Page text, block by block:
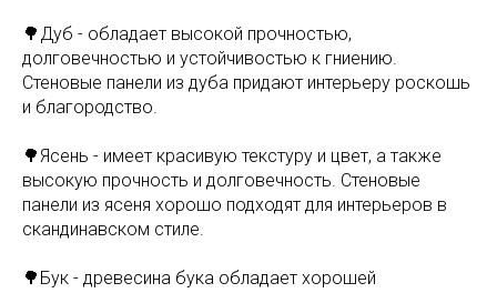
🌳Дуб - обладает высокой прочностью,
долговечностью и устойчивостью к гниению.
Стеновые панели из дуба придают интерьеру роскошь
и благородство.
🌳Ясень - имеет красивую текстуру и цвет, а также
высокую прочность и долговечность. Стеновые
панели из ясеня хорошо подходят для интерьеров в
скандинавском стиле.
🌳Бук - древесина бука обладает хорошей